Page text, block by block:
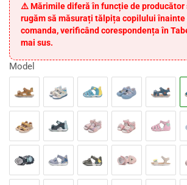
⚠️ Mărimile diferă în funcție de producător
rugăm să măsurați tălpița copilului înainte
comanda, verificând corespondența în
mai sus.
Model